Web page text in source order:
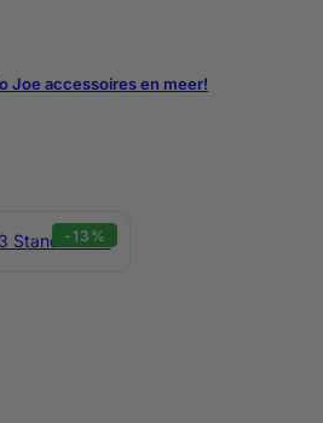
Joe accessoires en meer!
-13%